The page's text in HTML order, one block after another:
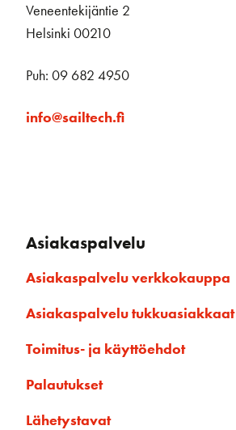
Veneentekijäntie 2
Helsinki 00210
Puh: 09 682 4950
info@sailtech.fi
Asiakaspalvelu
Asiakaspalvelu verkkokauppa
Asiakaspalvelu tukkuasiakkaat
Toimitus- ja käyttöehdot
Palautukset
Lähetystavat